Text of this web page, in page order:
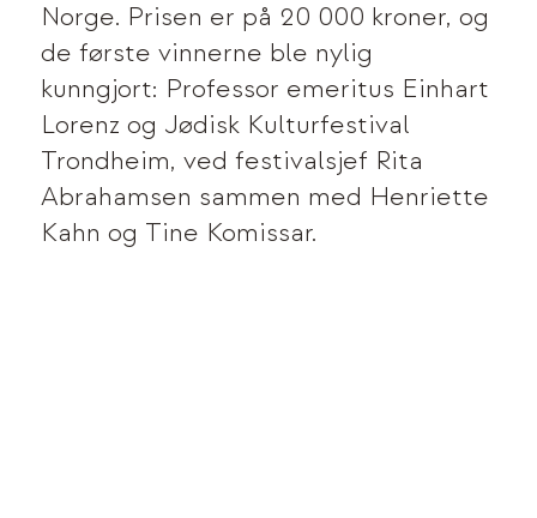
Norge. Prisen er på 20 000 kroner, og
de første vinnerne ble nylig
kunngjort: Professor emeritus Einhart
Lorenz og Jødisk Kulturfestival
Trondheim, ved festivalsjef Rita
Abrahamsen sammen med Henriette
Kahn og Tine Komissar.